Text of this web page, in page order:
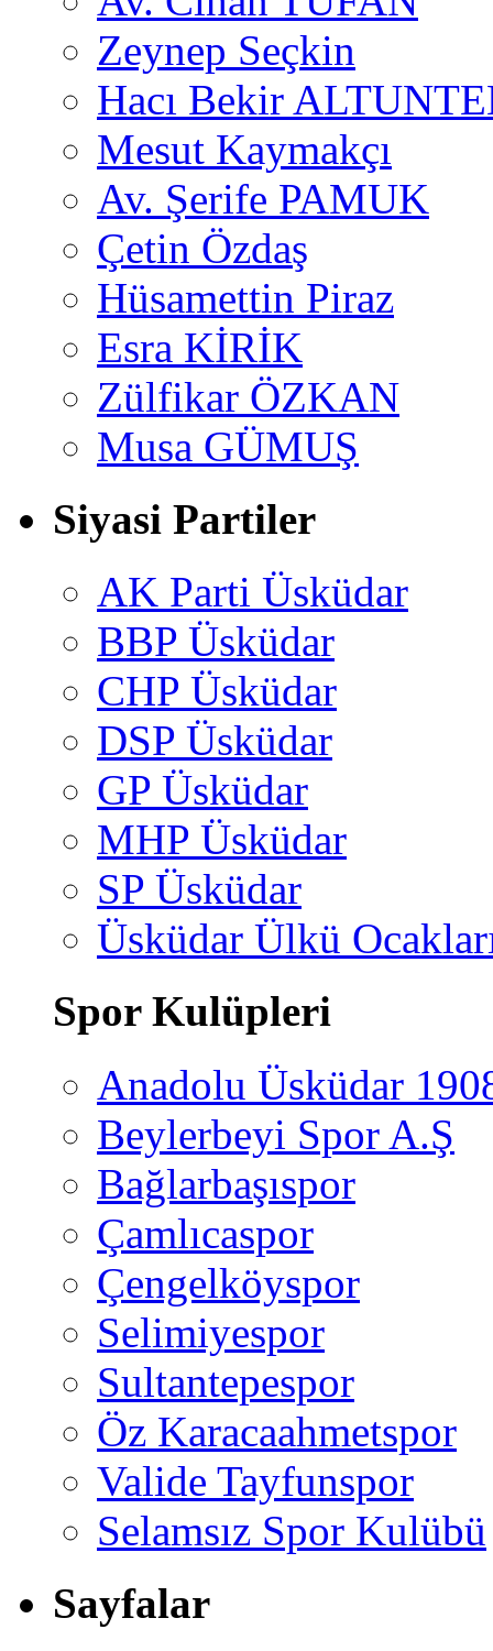
Zeynep Seçkin
Hacı Bekir
Mesut Kaymakçı
Av. Şerife PAMUK
Çetin Özdaş
Hüsamettin Piraz
Esra KİRİK
Zülfikar ÖZKAN
Musa GÜMUŞ
Siyasi Partiler
AK Parti Üsküdar
BBP Üsküdar
CHP Üsküdar
DSP Üsküdar
GP Üsküdar
MHP Üsküdar
SP Üsküdar
Üsküdar Ülkü
Spor Kulüpleri
Anadolu Üsküdar
Beylerbeyi Spor A.Ş
Bağlarbaşıspor
Çamlıcaspor
Çengelköyspor
Selimiyespor
Sultantepespor
Öz Karacaahmetspor
Valide Tayfunspor
Selamsız Spor Kulübü
Sayfalar